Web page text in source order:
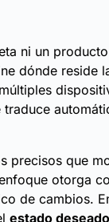
ni un
dónde reside
precisos que
otorga
de cambios.
estado